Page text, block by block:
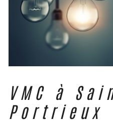
VMC à
Portrieux